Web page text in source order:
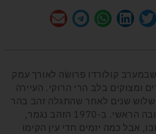
שבמערב קולורדו פרושׂה לאורך עמק
ומצוקים בלב הרי הרוקי. העיירה
ב-1878, שלוש שנים לאחר שהתגלה זהב בהר
המטיל צל על רחובה הראשי. ב-1970 הזהב נגמר,
אבל כמה יזמים חדי עין הקימו